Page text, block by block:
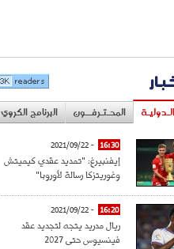
المحـتـرفــون البرنامج الكروي
16:30
- 2021/09/22
إيفنبيرغ: "تمديد عقدي كيميتش
وغوريتزكا رسالة لأوروبا"
16:20
- 2021/09/22
ريال مدريد يتجه لتجديد عقد
فينسيوس حتى 2027